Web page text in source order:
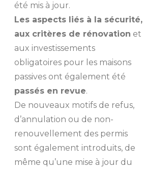
été mis à jour.
Les aspects liés à la sécurité,
aux critères de rénovation et
aux investissements
obligatoires pour les maisons
passives ont également été
passés en revue.
De nouveaux motifs de refus,
d’annulation ou de non-
renouvellement des permis
sont également introduits, de
même qu’une mise à jour du